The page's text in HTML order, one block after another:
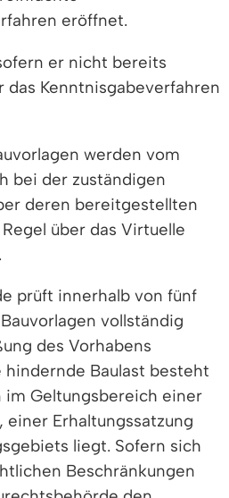
eröffnet.
er nicht bereits
Kenntnisgabeverfahren
werden vom
bei der zuständigen
deren bereitgestellten
über das Virtuelle
prüft innerhalb von fünf
vollständig
des Vorhabens
Baulast besteht
im Geltungsbereich einer
einer Erhaltungssatzung
liegt. Sofern sich
Beschränkungen